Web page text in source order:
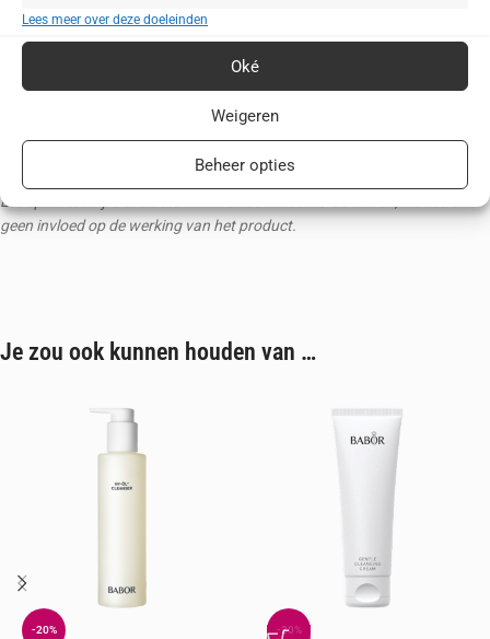
Lees meer over deze doeleinden
Oké
Weigeren
Beheer opties
Quillaja-extract:
Een natuurlijke reiniger die vuil diep uit de poriën trekt.
Toepassing:
Breng 4 pompjes HY-ÖL aan op de droge huid en masseer zachtjes in.
Voeg 2 pompjes Phyto Booster toe, masseer verder in, bevochtig de
Let op: natuurlijke extracten kunnen bezinksel veroorzaken, dit heeft
geen invloed op de werking van het product.
Je zou ook kunnen houden van …
-20% -20%